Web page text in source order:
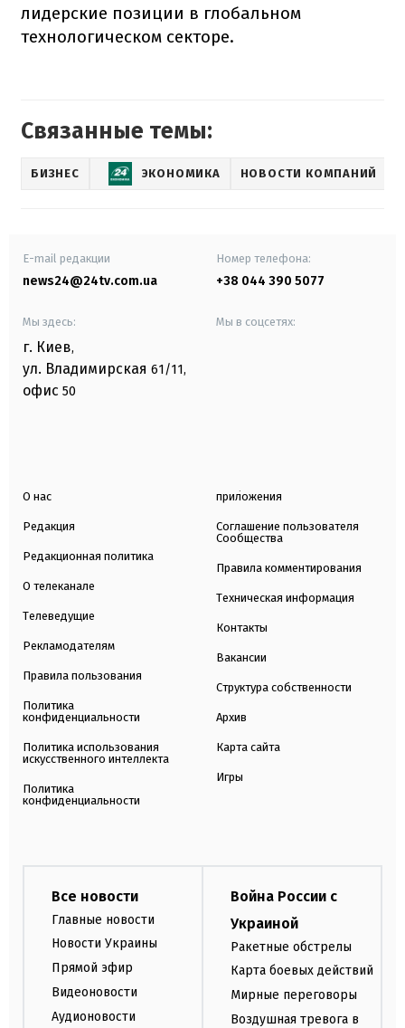
лидерские позиции в глобальном
технологическом секторе.
Связанные темы:
БИЗНЕС ЭКОНОМИКА НОВОСТИ КОМПАНИЙ
E-mail редакции
news24@24tv.com.ua
Номер телефона:
+38 044 390 5077
Мы здесь:
г. Киев,
ул. Владимирская 61/11,
офис 50
Мы в соцсетях:
О нас
Редакция
Редакционная политика
О телеканале
Телеведущие
Рекламодателям
Правила пользования
Политика
конфиденциальности
Политика использования
искусственного интеллекта
Политика
конфиденциальности
приложения
Соглашение пользователя
Сообщества
Правила комментирования
Техническая информация
Контакты
Вакансии
Структура собственности
Архив
Карта сайта
Игры
Все новости
Главные новости
Новости Украины
Прямой эфир
Видеоновости
Аудионовости
Война России с
Украиной
Ракетные обстрелы
Карта боевых действий
Мирные переговоры
Воздушная тревога в